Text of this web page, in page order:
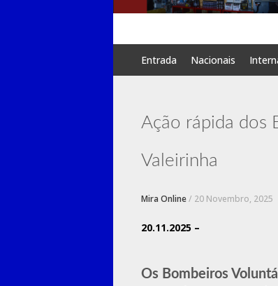
to
Entrada Nacionais
Ação rápida dos
Valeirinha
Mira Online/ 20 Novembro, 2025
20.11.2025 –
Os Bombeiros